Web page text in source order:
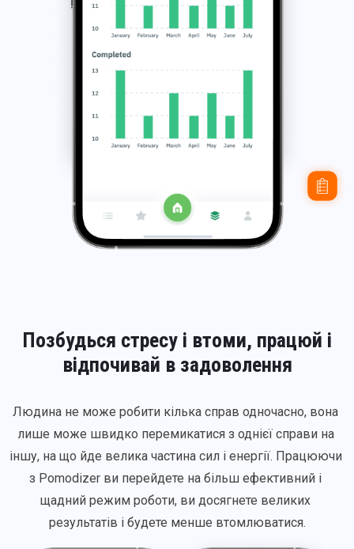
Позбудься стресу і втоми, працюй і
відпочивай в задоволення
Людина не може робити кілька справ одночасно, вона
лише може швидко перемикатися з однієї справи на
іншу, на що йде велика частина сил і енергії. Працюючи
з Pomodizer ви перейдете на більш ефективний і
щадний режим роботи, ви досягнете великих
результатів і будете менше втомлюватися.